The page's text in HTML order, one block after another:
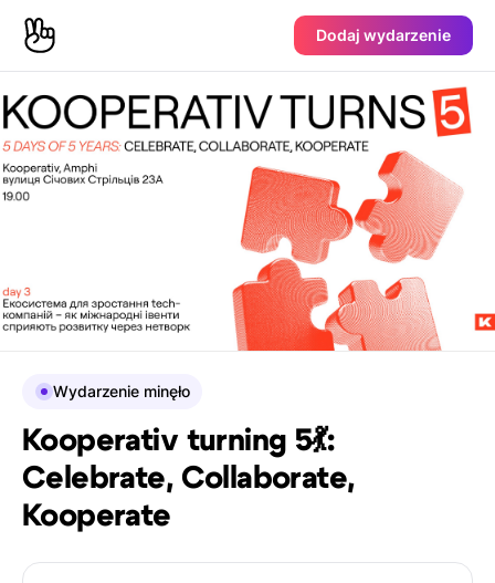
Dodaj wydarzenie
Wydarzenie minęło
Kooperativ turning 5💃:
Celebrate, Collaborate,
Kooperate